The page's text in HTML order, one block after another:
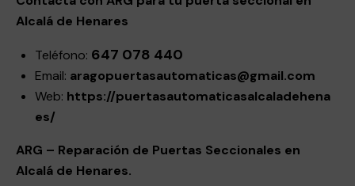
Alcalá de Henares
Teléfono: 647 078 440
Email: aragopuertasautomaticas@gmail.com
Web: https://puertasautomaticasalcaladehena
es/
ARG – Reparación de Puertas Seccionales en
Alcalá de Henares.